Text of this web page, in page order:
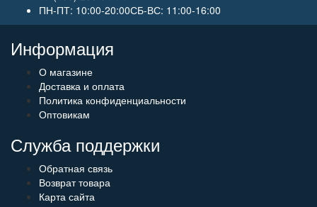
ПН-ПТ: 10:00-20:00СБ-ВС: 11:00-16:00
Информация
О магазине
Доставка и оплата
Политика конфиденциальности
Оптовикам
Служба поддержки
Обратная связь
Возврат товара
Карта сайта